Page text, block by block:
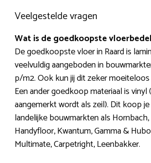
Veelgestelde vragen
Wat is de goedkoopste
De goedkoopste vloer in Raard is
veelvuldig aangeboden in
p/m2. Ook kun jij dit zeker
Een ander goedkoop materiaal is
aangemerkt wordt als zeil). Dit koop
landelijke bouwmarkten als Hornbach,
Handyfloor, Kwantum, Gamma &
Multimate, Carpetright, Leenbakker.